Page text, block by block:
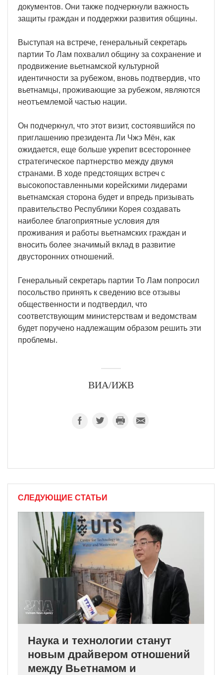
документов. Они также подчеркнули важность
защиты граждан и поддержки развития общины.
Выступая на встрече, генеральный секретарь
партии То Лам похвалил общину за сохранение и
продвижение вьетнамской культурной
идентичности за рубежом, вновь подтвердив, что
вьетнамцы, проживающие за рубежом, являются
неотъемлемой частью нации.
Он подчеркнул, что этот визит, состоявшийся по
приглашению президента Ли Чжэ Мён, как
ожидается, еще больше укрепит всестороннее
стратегическое партнерство между двумя
странами. В ходе предстоящих встреч с
высокопоставленными корейскими лидерами
вьетнамская сторона будет и впредь призывать
правительство Республики Корея создавать
наиболее благоприятные условия для
проживания и работы вьетнамских граждан и
вносить более значимый вклад в развитие
двусторонних отношений.
Генеральный секретарь партии То Лам попросил
посольство принять к сведению все отзывы
общественности и подтвердил, что
соответствующим министерствам и ведомствам
будет поручено надлежащим образом решить эти
проблемы.
ВИА/ИЖВ
СЛЕДУЮЩИЕ СТАТЬИ
Наука и технологии станут
новым драйвером отношений
между Вьетнамом и